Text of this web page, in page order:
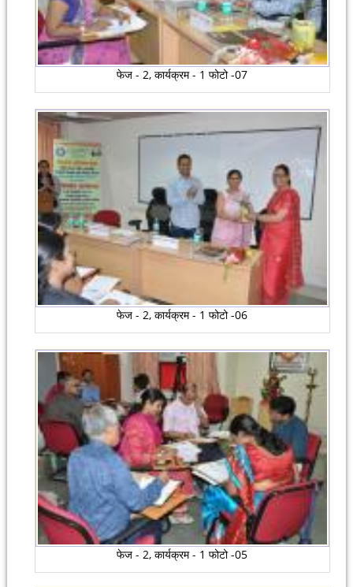
फेज - 2, कार्यक्रम - 1 फोटो -07
फेज - 2, कार्यक्रम - 1 फोटो -06
फेज - 2, कार्यक्रम - 1 फोटो -05